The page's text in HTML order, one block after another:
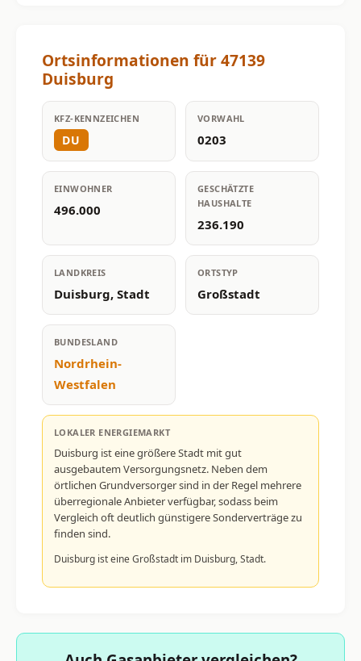
Ortsinformationen für 47139
Duisburg
KFZ-KENNZEICHEN
DU
VORWAHL
0203
EINWOHNER
496.000
GESCHÄTZTE
HAUSHALTE
236.190
LANDKREIS
Duisburg, Stadt
ORTSTYP
Großstadt
BUNDESLAND
Nordrhein-
Westfalen
LOKALER ENERGIEMARKT
Duisburg ist eine größere Stadt mit gut
ausgebautem Versorgungsnetz. Neben dem
örtlichen Grundversorger sind in der Regel mehrere
überregionale Anbieter verfügbar, sodass beim
Vergleich oft deutlich günstigere Sonderverträge zu
finden sind.
Duisburg ist eine Großstadt im Duisburg, Stadt.